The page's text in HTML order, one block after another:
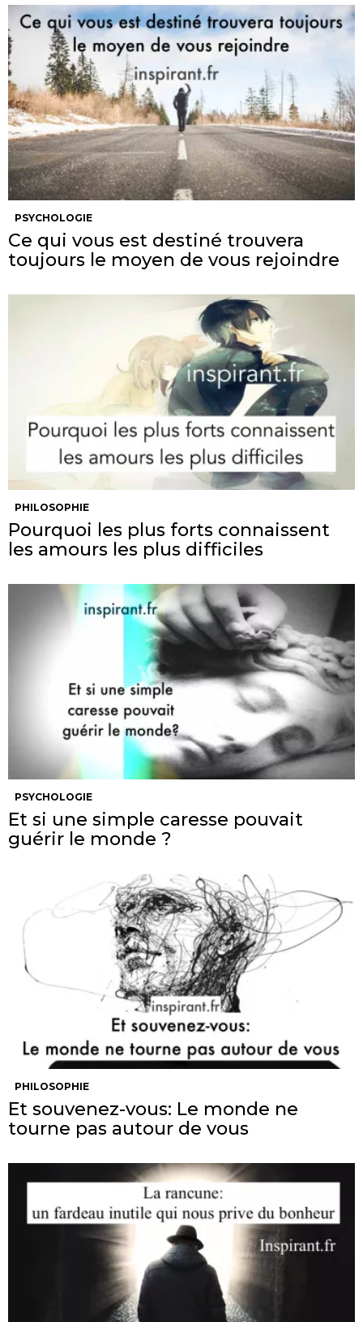
PSYCHOLOGIE
Ce qui vous est destiné trouvera
toujours le moyen de vous rejoindre
PHILOSOPHIE
Pourquoi les plus forts connaissent
les amours les plus difficiles
PSYCHOLOGIE
Et si une simple caresse pouvait
guérir le monde ?
PHILOSOPHIE
Et souvenez-vous: Le monde ne
tourne pas autour de vous